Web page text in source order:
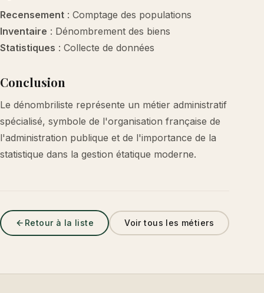
Recensement : Comptage des populations
Inventaire : Dénombrement des biens
Statistiques : Collecte de données
Conclusion
Le dénombriliste représente un métier administratif
spécialisé, symbole de l'organisation française de
l'administration publique et de l'importance de la
statistique dans la gestion étatique moderne.
Retour à la liste Voir tous les métiers